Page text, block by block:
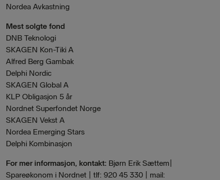
Nordea Avkastning
Mest solgte fond
DNB Teknologi
SKAGEN Kon-Tiki A
Alfred Berg Gambak
Delphi Nordic
SKAGEN Global A
KLP Obligasjon 5 år
Nordnet Superfondet Norge
SKAGEN Vekst A
Nordea Emerging Stars
Delphi Kombinasjon
For mer informasjon, kontakt: Bjørn Erik Sættem|
Spareøkonom i Nordnet | tlf: 920 45 330 | mail: